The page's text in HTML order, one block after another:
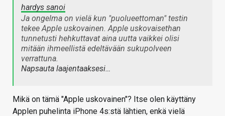
hardys sanoi
Ja ongelma on vielä kun "puolueettoman" testin
tekee Apple uskovainen. Apple uskovaisethan
tunnetusti hehkuttavat aina uutta vaikkei olisi
mitään ihmeellistä edeltävään sukupolveen
verrattuna.
Napsauta laajentaaksesi…
Mikä on tämä "Apple uskovainen"? Itse olen käyttäny
Applen puhelinta iPhone 4s:stä lähtien, enkä vielä